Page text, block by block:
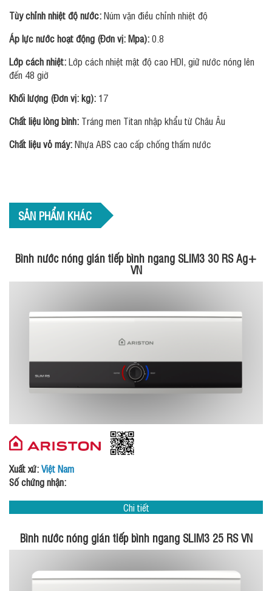
Tùy chỉnh nhiệt độ nước:Núm vặn điều chỉnh nhiệt độ
Áp lực nước hoạt động (Đơn vị: Mpa):0.8
Lớp cách nhiệt:Lớp cách nhiệt mật độ cao HDI, giữ nước nóng lên
đến 48 giờ
Khối lượng (Đơn vị: kg): 17
Chất liệu lòng bình: Tráng men Titan nhập khẩu từ Châu Âu
Chất liệu vỏ máy:Nhựa ABS cao cấp chống thấm nước
SẢN PHẨM KHÁC
Bình nước nóng gián tiếp bình ngang SLIM3 30 RS Ag+
VN
Xuất xứ:Việt Nam
Số chứng nhận:
Chi tiết
Bình nước nóng gián tiếp bình ngang SLIM3 25 RS VN